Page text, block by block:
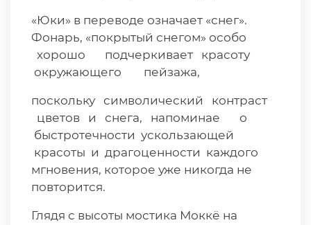
«Юки» в переводе означает «снег».
Фонарь, «покрытый снегом» особо
хорошо подчеркивает красоту
окружающего пейзажа,
поскольку символический контраст
цветов и снега, напоминае о
быстротечности ускользающей
красоты и драгоценности каждого
мгновения, которое уже никогда не
повторится.
Глядя с высоты мостика Моккё на